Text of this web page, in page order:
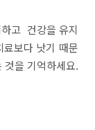
고 건강을 유지
보다 낫기 때문
것을 기억하세요.